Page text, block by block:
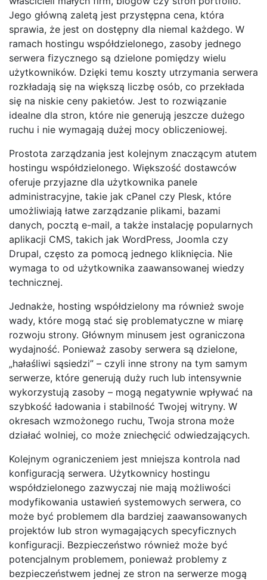
Jego główną zaletą jest przystępna cena, która
sprawia, że jest on dostępny dla niemal każdego. W
ramach hostingu współdzielonego, zasoby jednego
serwera fizycznego są dzielone pomiędzy wielu
użytkowników. Dzięki temu koszty utrzymania serwera
rozkładają się na większą liczbę osób, co przekłada
się na niskie ceny pakietów. Jest to rozwiązanie
idealne dla stron, które nie generują jeszcze dużego
ruchu i nie wymagają dużej mocy obliczeniowej.
Prostota zarządzania jest kolejnym znaczącym atutem
hostingu współdzielonego. Większość dostawców
oferuje przyjazne dla użytkownika panele
administracyjne, takie jak cPanel czy Plesk, które
umożliwiają łatwe zarządzanie plikami, bazami
danych, pocztą e-mail, a także instalację popularnych
aplikacji CMS, takich jak WordPress, Joomla czy
Drupal, często za pomocą jednego kliknięcia. Nie
wymaga to od użytkownika zaawansowanej wiedzy
technicznej.
Jednakże, hosting współdzielony ma również swoje
wady, które mogą stać się problematyczne w miarę
rozwoju strony. Głównym minusem jest ograniczona
wydajność. Ponieważ zasoby serwera są dzielone,
„hałaśliwi sąsiedzi” – czyli inne strony na tym samym
serwerze, które generują duży ruch lub intensywnie
wykorzystują zasoby – mogą negatywnie wpływać na
szybkość ładowania i stabilność Twojej witryny. W
okresach wzmożonego ruchu, Twoja strona może
działać wolniej, co może zniechęcić odwiedzających.
Kolejnym ograniczeniem jest mniejsza kontrola nad
konfiguracją serwera. Użytkownicy hostingu
współdzielonego zazwyczaj nie mają możliwości
modyfikowania ustawień systemowych serwera, co
może być problemem dla bardziej zaawansowanych
projektów lub stron wymagających specyficznych
konfiguracji. Bezpieczeństwo również może być
potencjalnym problemem, ponieważ problemy z
bezpieczeństwem jednej ze stron na serwerze mogą